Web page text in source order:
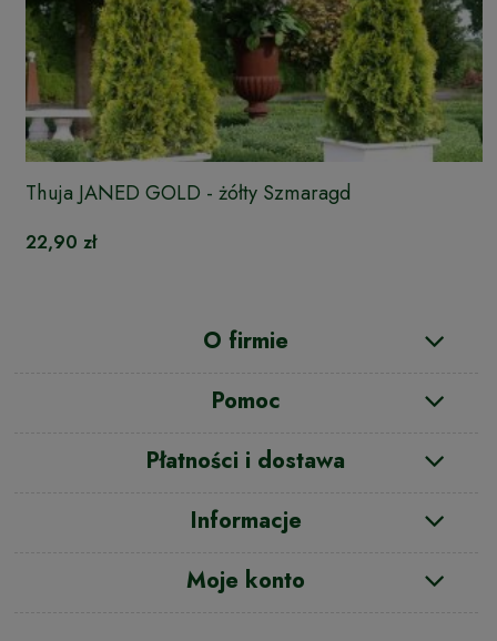
Thuja JANED GOLD - żółty Szmaragd
22,90 zł
O firmie
Pomoc
Płatności i dostawa
Informacje
Moje konto